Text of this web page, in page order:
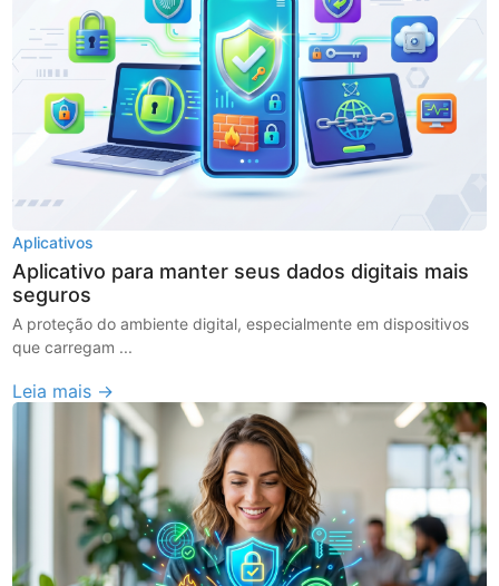
Aplicativos
Aplicativo para manter seus dados digitais mais
seguros
A proteção do ambiente digital, especialmente em dispositivos
que carregam ...
Leia mais →